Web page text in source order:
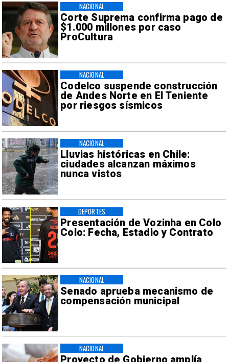
Corte Suprema confirma pago de
$1.000 millones por caso
ProCultura
NACIONAL
Codelco suspende construcción
de Andes Norte en El Teniente
por riesgos sísmicos
NACIONAL
Lluvias históricas en Chile:
ciudades alcanzan máximos
nunca vistos
NACIONAL
Presentación de Vozinha en Colo
Colo: Fecha, Estadio y Contrato
DEPORTES
Senado aprueba mecanismo de
compensación municipal
NACIONAL
NACIONAL